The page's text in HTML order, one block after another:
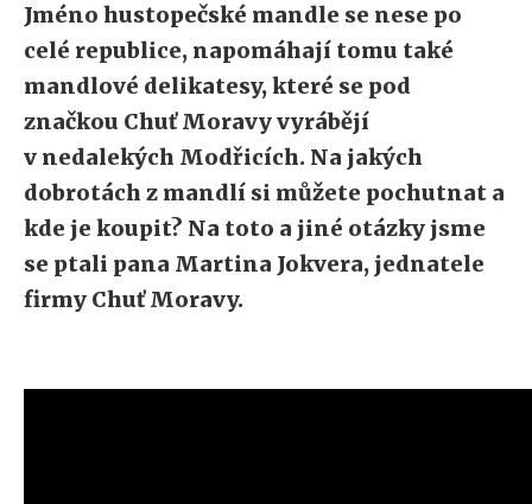
Jméno hustopečské mandle se nese po
celé republice, napomáhají tomu také
mandlové delikatesy, které se pod
značkou Chuť Moravy vyrábějí
v nedalekých Modřicích. Na jakých
dobrotách z mandlí si můžete pochutnat a
kde je koupit? Na toto a jiné otázky jsme
se ptali pana Martina Jokvera, jednatele
firmy Chuť Moravy.